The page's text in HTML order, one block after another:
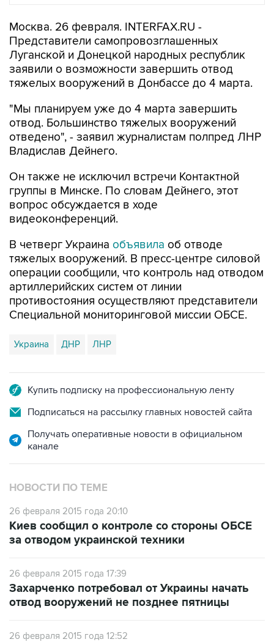
Москва. 26 февраля. INTERFAX.RU -
Представители самопровозглашенных
Луганской и Донецкой народных республик
заявили о возможности завершить отвод
тяжелых вооружений в Донбассе до 4 марта.
"Мы планируем уже до 4 марта завершить
отвод. Большинство тяжелых вооружений
отведено", - заявил журналистам полпред ЛНР
Владислав Дейнего.
Он также не исключил встречи Контактной
группы в Минске. По словам Дейнего, этот
вопрос обсуждается в ходе
видеоконференций.
В четверг Украина объявила об отводе
тяжелых вооружений. В пресс-центре силовой
операции сообщили, что контроль над отводом
артиллерийских систем от линии
противостояния осуществляют представители
Специальной мониторинговой миссии ОБСЕ.
Украина ДНР ЛНР
Купить подписку на профессиональную ленту
Подписаться на рассылку главных новостей сайта
Получать оперативные новости в официальном
канале
НОВОСТИ ПО ТЕМЕ
26 февраля 2015 года 20:10
Киев сообщил о контроле со стороны ОБСЕ
за отводом украинской техники
26 февраля 2015 года 17:39
Захарченко потребовал от Украины начать
отвод вооружений не позднее пятницы
26 февраля 2015 года 12:52